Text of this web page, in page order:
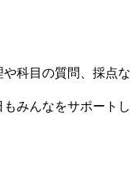
科目の質問、採点な
みんなをサポートし